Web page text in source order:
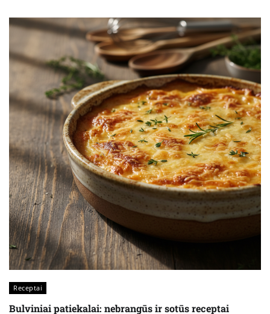
Receptai
Bulviniai patiekalai: nebrangūs ir sotūs receptai